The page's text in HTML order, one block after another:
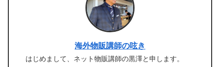
海外物販講師の呟き
はじめまして、ネット物販講師の黒澤と申します。